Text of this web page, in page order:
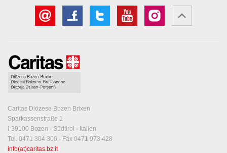
Caritas Diözese Bozen Brixen
Sparkassenstraße 1
I-39100 Bozen - Südtirol - Italien
Tel. 0471 304 300 - Fax 0471 973 428
info(at)caritas.bz.it